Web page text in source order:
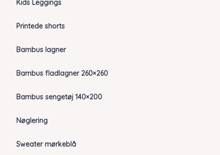
Kids Leggings
Printede shorts
Bambus lagner
Bambus fladlagner 260×260
Bambus sengetøj 140×200
Nøglering
Sweater mørkeblå